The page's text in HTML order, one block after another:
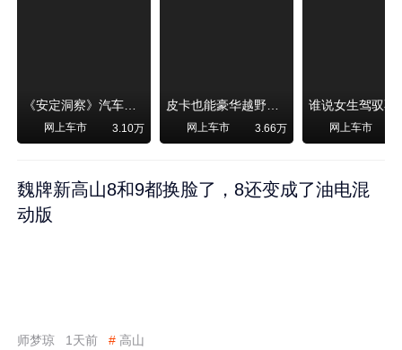
《安定洞察》汽车烧不烧油，和石油安全无关！
网上车市 3.10万
皮卡也能豪华越野！纵横F700上市，限时卖29.99万起
网上车市 3.66万 网上车市
魏牌新高山8和9都换脸了，8还变成了油电混
动版
师梦琼 1天前 # 高山